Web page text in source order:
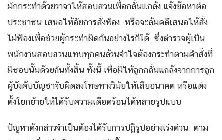
มักกระทำด้วยวาจาให้สอบสวนเพื่อกลั่นแกล้ง แจ้งข้อหาต่อ
ประชาชน เสนอให้อัยการสั่งฟ้อง หรือจะล้มคดีเสนอให้สั่ง
ไม่ฟ้องเพื่อช่วยผู้กระทำผิดกันอย่างไรก็ได้ ซึ่งตำรวจผู้เป็น
พนักงานสอบสวนแทบทุกคนล้วนจำใจต้องกระทำตามคำสั่งที่
มิชอบนั้นด้วยกันทั้งสิ้น ทั้งนี้ เพื่อมิให้ถูกกลั่นแกล้งจากการถูก
ผู้บังคับบัญชาจับผิดลงโทษทางวินัยให้เสียอนาคต หรือแต่ง
ตั้งโยกย้ายให้ได้รับความเดือดร้อนได้หลายรูปแบบ
ปัญหาดังกล่าวจำเป็นต้องได้รับการปฏิรูปอย่างเร่งด่วน ตาม